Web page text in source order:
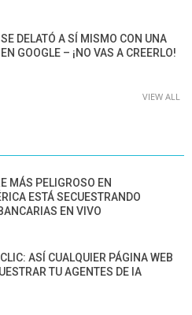
DELATÓ A SÍ MISMO CON UNA
GOOGLE – ¡NO VAS A CREERLO!
VIEW ALL
MÁS PELIGROSO EN
ESTÁ SECUESTRANDO
EN VIVO
ASÍ CUALQUIER PÁGINA WEB
TU AGENTES DE IA